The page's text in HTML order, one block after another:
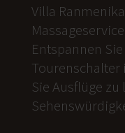
Villa
Entspannen
Sie Ausflüge zu